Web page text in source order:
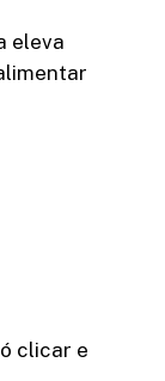
eleva
clicar e